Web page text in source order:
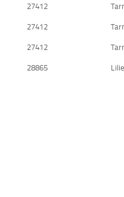
27412
27412
27412
28865